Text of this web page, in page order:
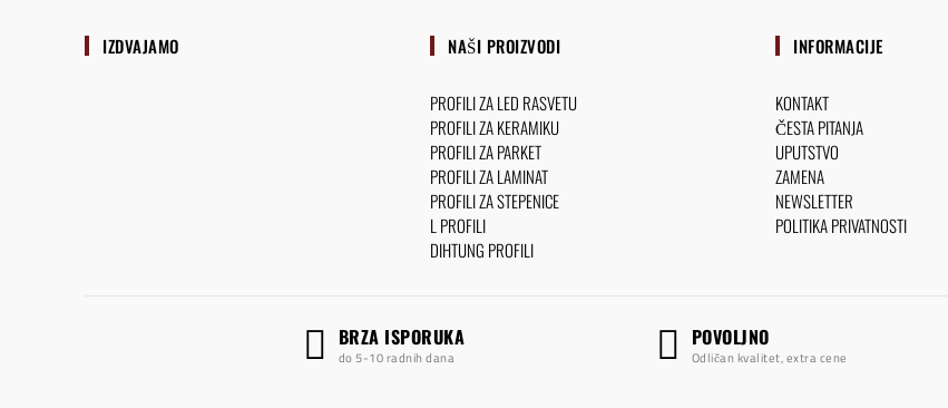
IZDVAJAMO NAŠI PROIZVODI
PROFILI ZA LED RASVETU
PROFILI ZA KERAMIKU
PROFILI ZA PARKET
PROFILI ZA LAMINAT
PROFILI ZA STEPENICE
L PROFILI
DIHTUNG PROFILI
INFORMACIJE
KONTAKT
ČESTA PITANJA
UPUTSTVO
ZAMENA
NEWSLETTER
POLITIKA PRIVATNOSTI
BRZA ISPORUKA
do 5-10 radnih dana
POVOLJNO
Odličan kvalitet, extra cene